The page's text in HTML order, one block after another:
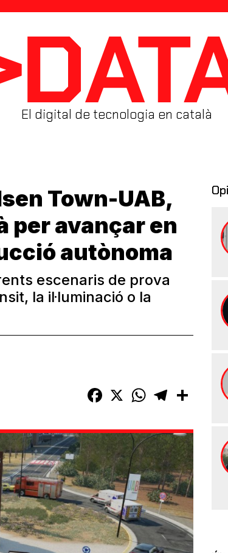
El digital de tecnologia en català
Town-UAB,
per avançar en
autònoma
escenaris de prova
la il·luminació o la
Facebook
X WhatsAppTelegram